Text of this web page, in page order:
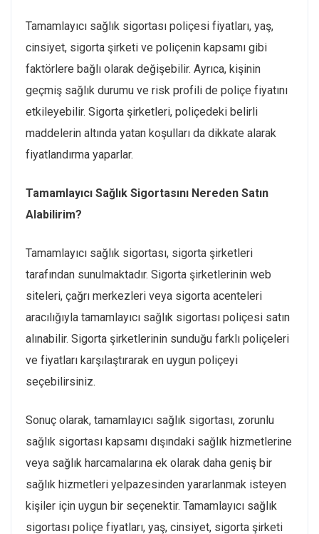
Tamamlayıcı sağlık sigortası poliçesi fiyatları, yaş,
cinsiyet, sigorta şirketi ve poliçenin kapsamı gibi
faktörlere bağlı olarak değişebilir. Ayrıca, kişinin
geçmiş sağlık durumu ve risk profili de poliçe fiyatını
etkileyebilir. Sigorta şirketleri, poliçedeki belirli
maddelerin altında yatan koşulları da dikkate alarak
fiyatlandırma yaparlar.
Tamamlayıcı Sağlık Sigortasını Nereden Satın
Alabilirim?
Tamamlayıcı sağlık sigortası, sigorta şirketleri
tarafından sunulmaktadır. Sigorta şirketlerinin web
siteleri, çağrı merkezleri veya sigorta acenteleri
aracılığıyla tamamlayıcı sağlık sigortası poliçesi satın
alınabilir. Sigorta şirketlerinin sunduğu farklı poliçeleri
ve fiyatları karşılaştırarak en uygun poliçeyi
seçebilirsiniz.
Sonuç olarak, tamamlayıcı sağlık sigortası, zorunlu
sağlık sigortası kapsamı dışındaki sağlık hizmetlerine
veya sağlık harcamalarına ek olarak daha geniş bir
sağlık hizmetleri yelpazesinden yararlanmak isteyen
kişiler için uygun bir seçenektir. Tamamlayıcı sağlık
sigortası poliçe fiyatları, yaş, cinsiyet, sigorta şirketi